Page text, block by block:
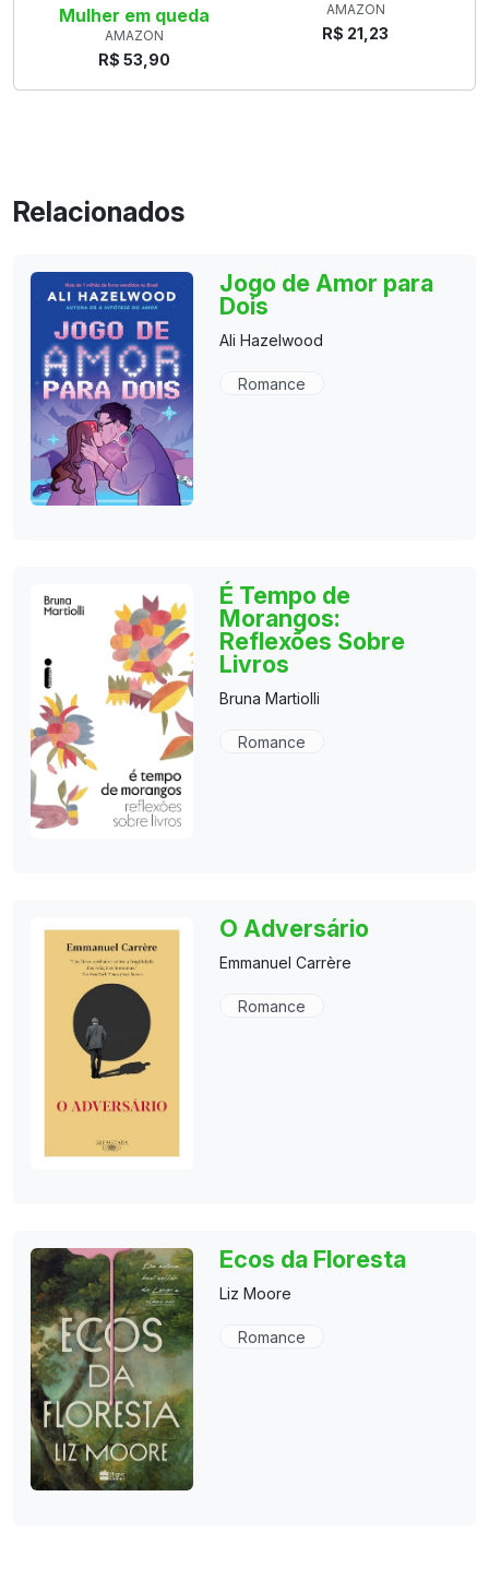
Mulher em queda
AMAZON
R$ 53,90
AMAZON
R$ 21,23
Relacionados
Jogo de Amor para
Dois
Ali Hazelwood
Romance
É Tempo de
Morangos:
Reflexões Sobre
Livros
Bruna Martiolli
Romance
O Adversário
Emmanuel Carrère
Romance
Ecos da Floresta
Liz Moore
Romance